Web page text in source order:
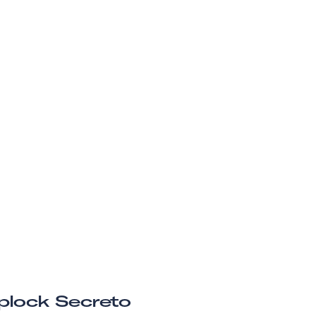
Secreto